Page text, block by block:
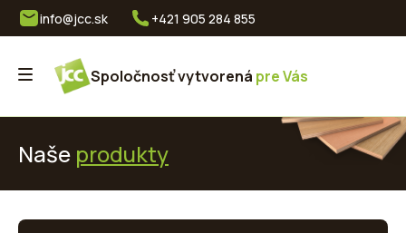
info@jcc.sk +421 905 284 855
Spoločnosť vytvorená pre Vás
Naše produkty